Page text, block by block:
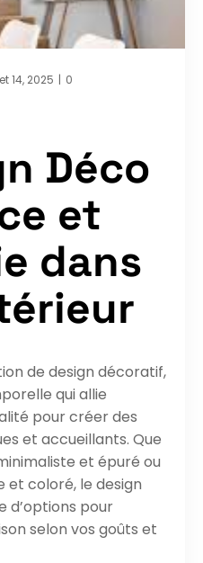
14, 2025 | 0
Déco
et
dans
de design décoratif,
qui allie
pour créer des
et accueillants. Que
et épuré ou
et coloré, le design
d’options pour
selon vos goûts et